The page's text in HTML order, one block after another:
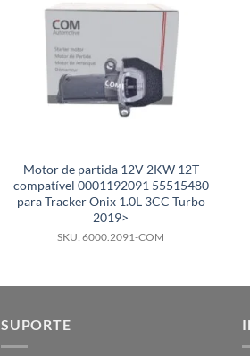
Motor de partida 12V 2KW 12T
compatível 0001192091 55515480
para Tracker Onix 1.0L 3CC Turbo
2019>
SKU: 6000.2091-COM
SUPORTE